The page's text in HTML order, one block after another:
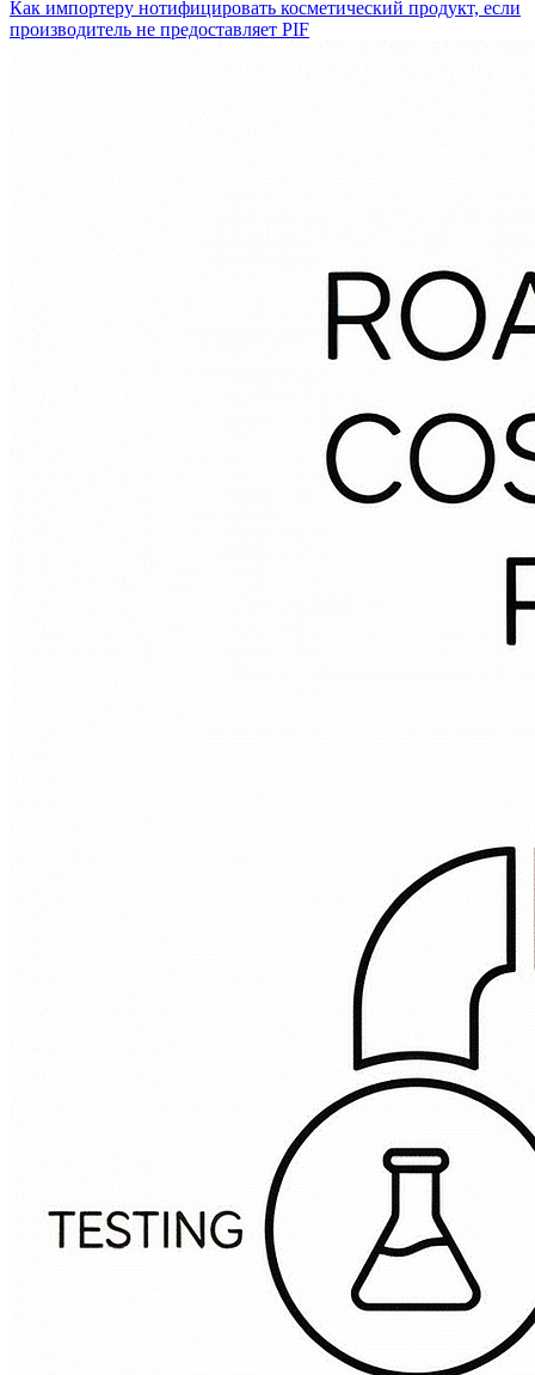
Как импортеру нотифицировать косметический продукт, если
производитель не предоставляет PIF